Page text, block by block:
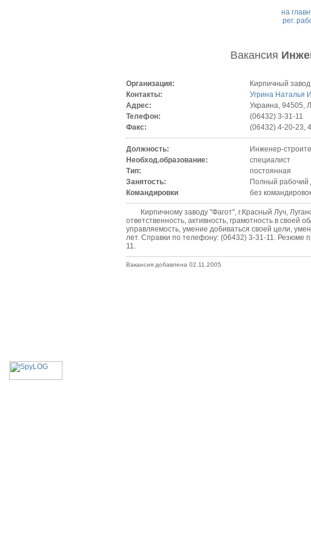
на
рег.
Вакансия
Организация:
Кирпичный завод
Контакты:
Угрина Наталья
Адрес:
Украина, 94505,
Телефон:
(06432) 3-31-11
Факс:
(06432) 4-20-23,
Должность:
Инженер-
Необход.образование:
специалист
Тип:
постоянная
Занятость:
Полный рабочий
Командировки
без
Кирпичному заводу "Фагот", г.Красный Луч,
ответственность, активность, грамотность в своей
управляемость, умение добиваться своей цели,
лет. Справки по телефону: (06432) 3-31-11. Резюме
11.
Вакансия добавлена 02.11.2005